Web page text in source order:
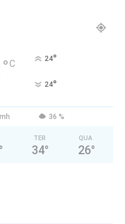
°C 24°
24°
36 %
TER
34°
QUA
26°